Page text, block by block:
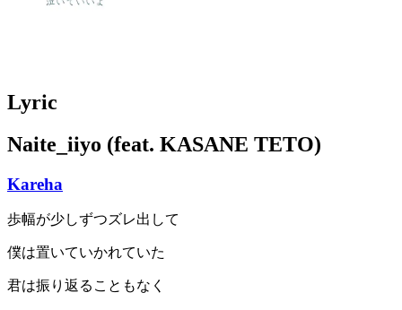
Lyric
Naite_iiyo (feat. KASANE TETO)
Kareha
歩幅が少しずつズレ出して
僕は置いていかれていた
君は振り返ることもなく